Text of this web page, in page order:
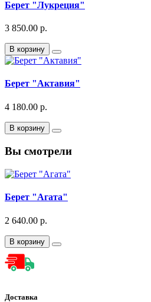
Берет "Лукреция"
3 850.00 р.
В корзину
Берет "Актавия"
4 180.00 р.
В корзину
Вы смотрели
Берет "Агата"
2 640.00 р.
В корзину
Доставка